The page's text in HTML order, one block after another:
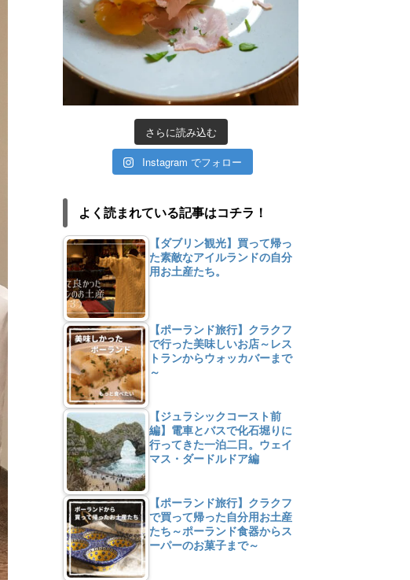
さらに読み込む
Instagram でフォロー
よく読まれている記事はコチラ！
【ダブリン観光】買って帰っ
た素敵なアイルランドの自分
用お土産たち。
【ポーランド旅行】クラクフ
で行った美味しいお店～レス
トランからウォッカバーまで
～
【ジュラシックコースト前
編】電車とバスで化石堀りに
行ってきた一泊二日。ウェイ
マス・ダードルドア編
【ポーランド旅行】クラクフ
で買って帰った自分用お土産
たち～ポーランド食器からス
ーパーのお菓子まで～